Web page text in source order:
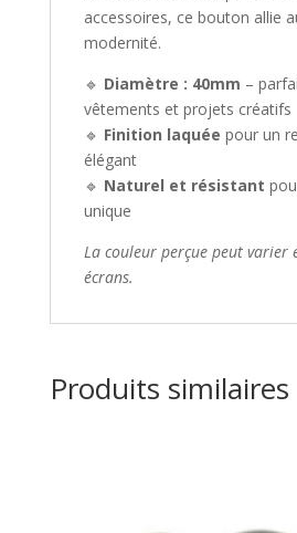
accessoires, ce bouton allie
modernité.
🔹 Diamètre : 40mm –
vêtements et projets créatifs
🔹 Finition laquée pour un
élégant
🔹 Naturel et résistant
unique
La couleur perçue peut varier
écrans.
Produits similaires